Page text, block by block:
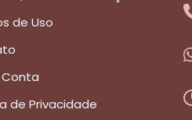
de Uso
Conta
de Privacidade